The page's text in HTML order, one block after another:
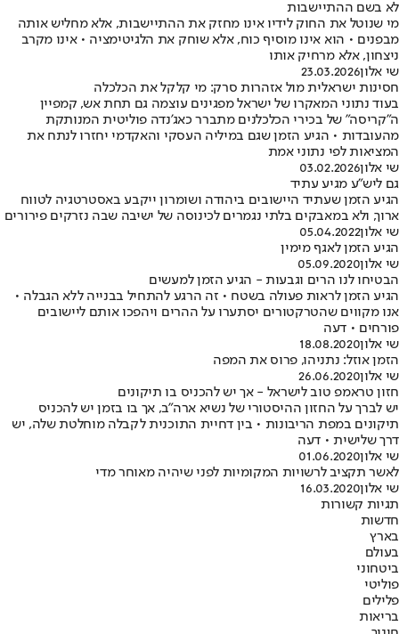
לא בשם ההתיישבות
מי שנוטל את החוק לידיו אינו מחזק את ההתיישבות, אלא מחליש אותה
מבפנים • הוא אינו מוסיף כוח, אלא שוחק את הלגיטימציה • אינו מקרב
ניצחון, אלא מרחיק אותו
שי אלון23.03.2026
חסינות ישראלית מול אזהרות סרק: מי קלקל את הכלכלה
בעוד נתוני המאקרו של ישראל מפגינים עוצמה גם תחת אש, קמפיין
ה"קריסה" של בכירי הכלכלנים מתברר כאג'נדה פוליטית המנותקת
מהעובדות • הגיע הזמן שגם במיליה העסקי והאקדמי יחזרו לנתח את
המציאות לפי נתוני אמת
שי אלון03.02.2026
גם ליש"ע מגיע עתיד
הגיע הזמן שעתיד היישובים ביהודה ושומרון ייקבע באסטרטגיה לטווח
ארוך, ולא במאבקים בלתי נגמרים לכינוסה של ישיבה שבה נזרקים פירורים
שי אלון05.04.2022
הגיע הזמן לאגף מימין
שי אלון05.09.2020
הבטיחו לנו הרים וגבעות - הגיע הזמן למעשים
הגיע הזמן לראות פעולה בשטח • זה הרגע להתחיל בבנייה ללא הגבלה •
אנו מקווים שהטרקטורים יסתערו על ההרים ויהפכו אותם ליישובים
פורחים • דעה
שי אלון18.08.2020
הזמן אוזל: נתניהו, פרוס את המפה
שי אלון26.06.2020
חזון טראמפ טוב לישראל - אך יש להכניס בו תיקונים
יש לברך על החזון ההיסטורי של נשיא ארה"ב, אך בו בזמן יש להכניס
תיקונים במפת הריבונות • בין דחיית התוכנית לקבלה מוחלטת שלה, יש
דרך שלישית • דעה
שי אלון01.06.2020
לאשר תקציב לרשויות המקומיות לפני שיהיה מאוחר מדי
שי אלון16.03.2020
תגיות קשורות
חדשות
בארץ
בעולם
ביטחוני
פוליטי
פלילים
בריאות